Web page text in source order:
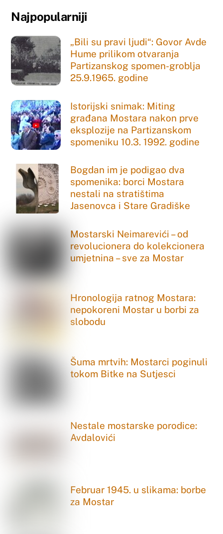
Najpopularniji
„Bili su pravi ljudi“: Govor Avde
Hume prilikom otvaranja
Partizanskog spomen-groblja
25.9.1965. godine
Istorijski snimak: Miting
građana Mostara nakon prve
eksplozije na Partizanskom
spomeniku 10.3. 1992. godine
Bogdan im je podigao dva
spomenika: borci Mostara
nestali na stratištima
Jasenovca i Stare Gradiške
Mostarski Neimarevići – od
revolucionera do kolekcionera
umjetnina – sve za Mostar
Hronologija ratnog Mostara:
nepokoreni Mostar u borbi za
slobodu
Šuma mrtvih: Mostarci poginuli
tokom Bitke na Sutjesci
Nestale mostarske porodice:
Avdalovići
Februar 1945. u slikama: borbe
za Mostar